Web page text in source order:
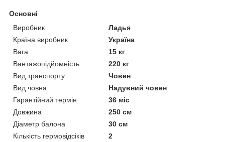
Основні
Виробник
Ладья
Країна виробник
Україна
Вага
15 кг
Вантажопідйомність
220 кг
Вид транспорту
Човен
Вид човна
Надувний човен
Гарантійний термін
36 міс
Довжина
250 см
Діаметр балона
30 см
Кількість гермовідсіків
2